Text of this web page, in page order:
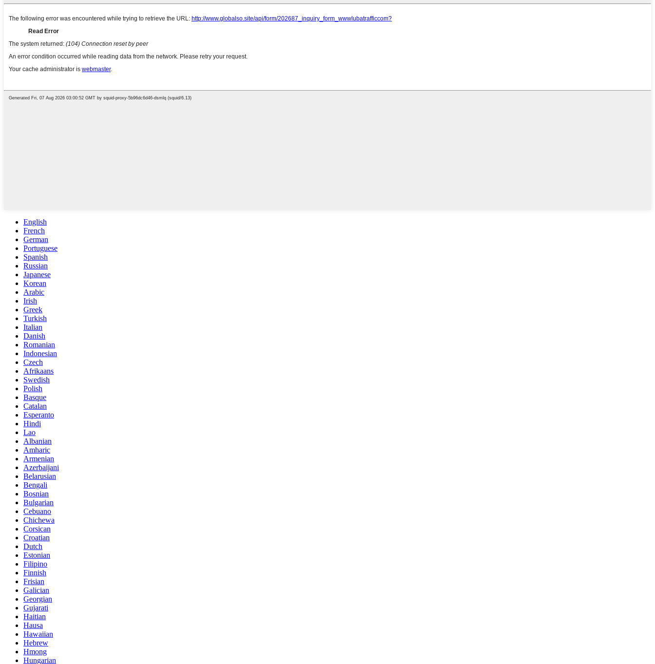
English
French
German
Portuguese
Spanish
Russian
Japanese
Korean
Arabic
Irish
Greek
Turkish
Italian
Danish
Romanian
Indonesian
Czech
Afrikaans
Swedish
Polish
Basque
Catalan
Esperanto
Hindi
Lao
Albanian
Amharic
Armenian
Azerbaijani
Belarusian
Bengali
Bosnian
Bulgarian
Cebuano
Chichewa
Corsican
Croatian
Dutch
Estonian
Filipino
Finnish
Frisian
Galician
Georgian
Gujarati
Haitian
Hausa
Hawaiian
Hebrew
Hmong
Hungarian